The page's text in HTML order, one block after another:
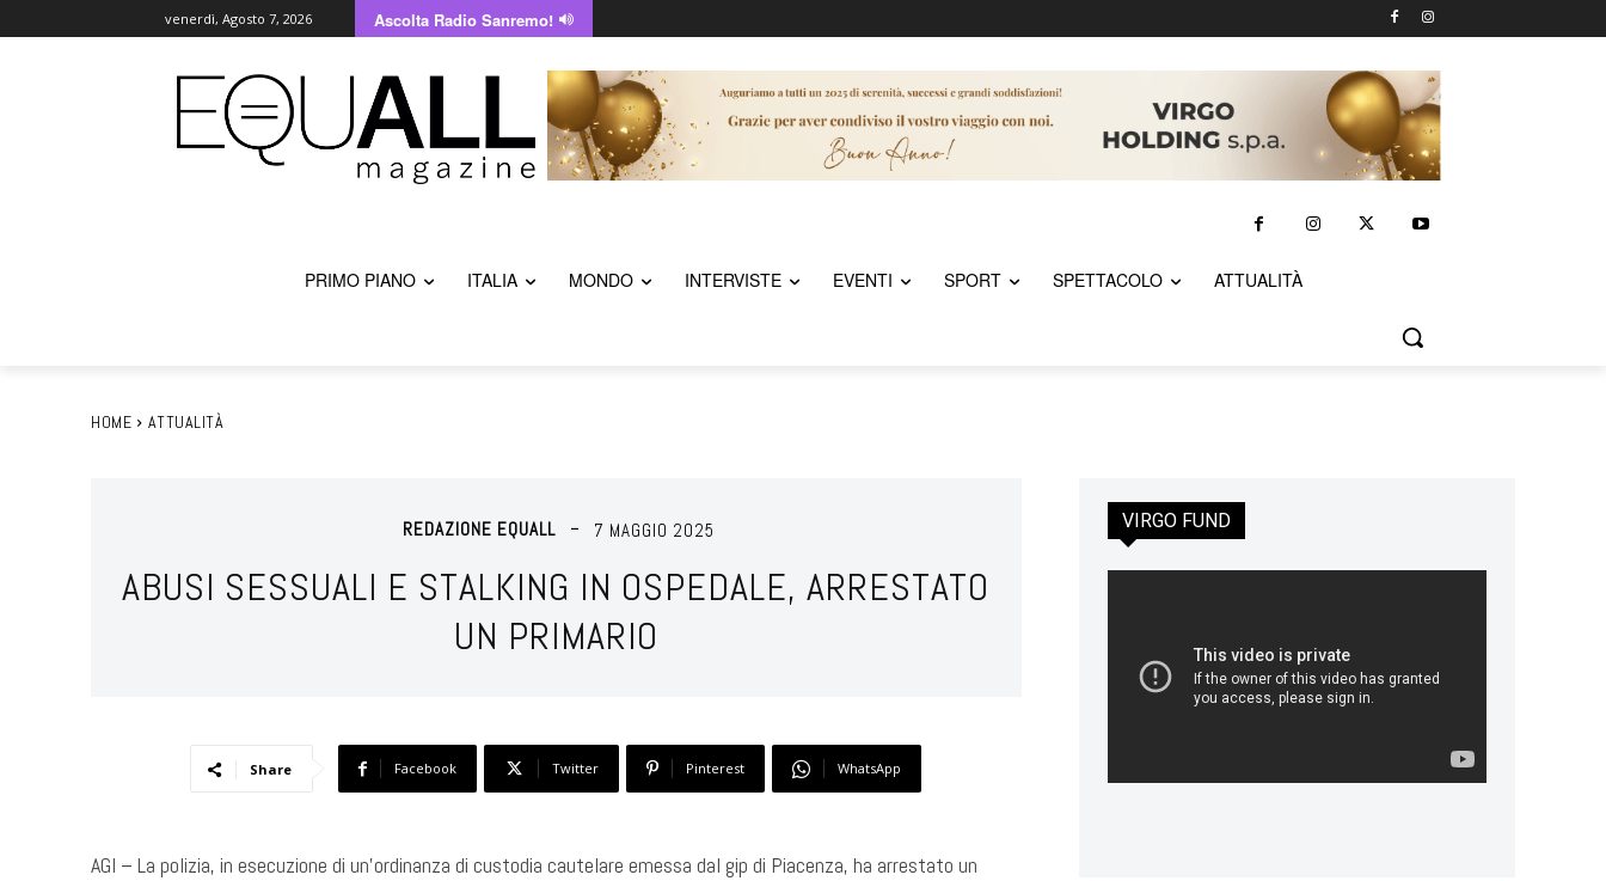
venerdì, Agosto 7, 2026 Ascolta Radio Sanremo!
PRIMO PIANO ITALIA MONDO INTERVISTE EVENTI SPORT SPETTACOLO ATTUALITÀ
HOME ATTUALITÀ
REDAZIONE EQUALL 7 MAGGIO 2025
ABUSI SESSUALI E STALKING IN OSPEDALE, ARRESTATO
UN PRIMARIO
Share Facebook Twitter Pinterest WhatsApp
AGI – La polizia, in esecuzione di un’ordinanza di custodia cautelare emessa dal gip di Piacenza, ha arrestato un
VIRGO FUND